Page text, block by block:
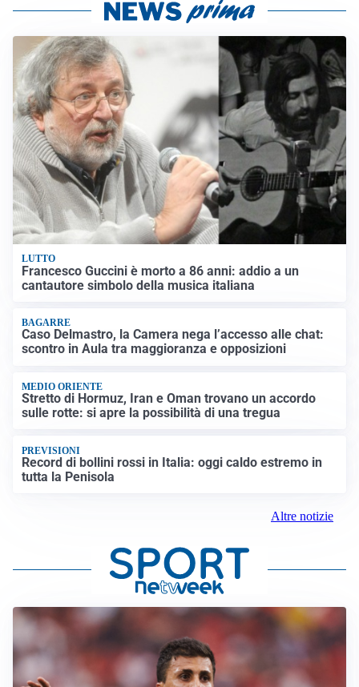
LUTTO
Francesco Guccini è morto a 86 anni: addio a un
cantautore simbolo della musica italiana
BAGARRE
Caso Delmastro, la Camera nega l’accesso alle chat:
scontro in Aula tra maggioranza e opposizioni
MEDIO ORIENTE
Stretto di Hormuz, Iran e Oman trovano un accordo
sulle rotte: si apre la possibilità di una tregua
PREVISIONI
Record di bollini rossi in Italia: oggi caldo estremo in
tutta la Penisola
Altre notizie